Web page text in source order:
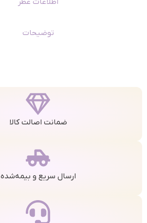
توضیحات
ضمانت اصالت کالا
ارسال سریع و بیمه‌شده